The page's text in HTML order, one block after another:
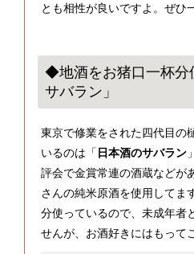
とも相性が良いですよ。ぜひ
◆地酒をお猪口一杯分
サバラン」
東京で修業をされた四代目の
いるのは「 日本酒のサバラン
評会で金賞常連の酒蔵などが
さんの純米原酒を使用してま
分使っているので、未成年者
せんが、お酒好きにはもって